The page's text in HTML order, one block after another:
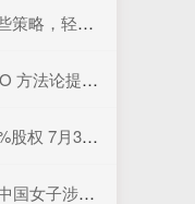
条件_题目_答案
与 AI GEO 专家
超过10个交易日
行李中藏有1公斤熔金碎片